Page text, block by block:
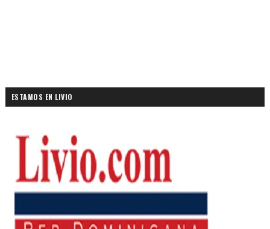
ESTAMOS EN LIVIO